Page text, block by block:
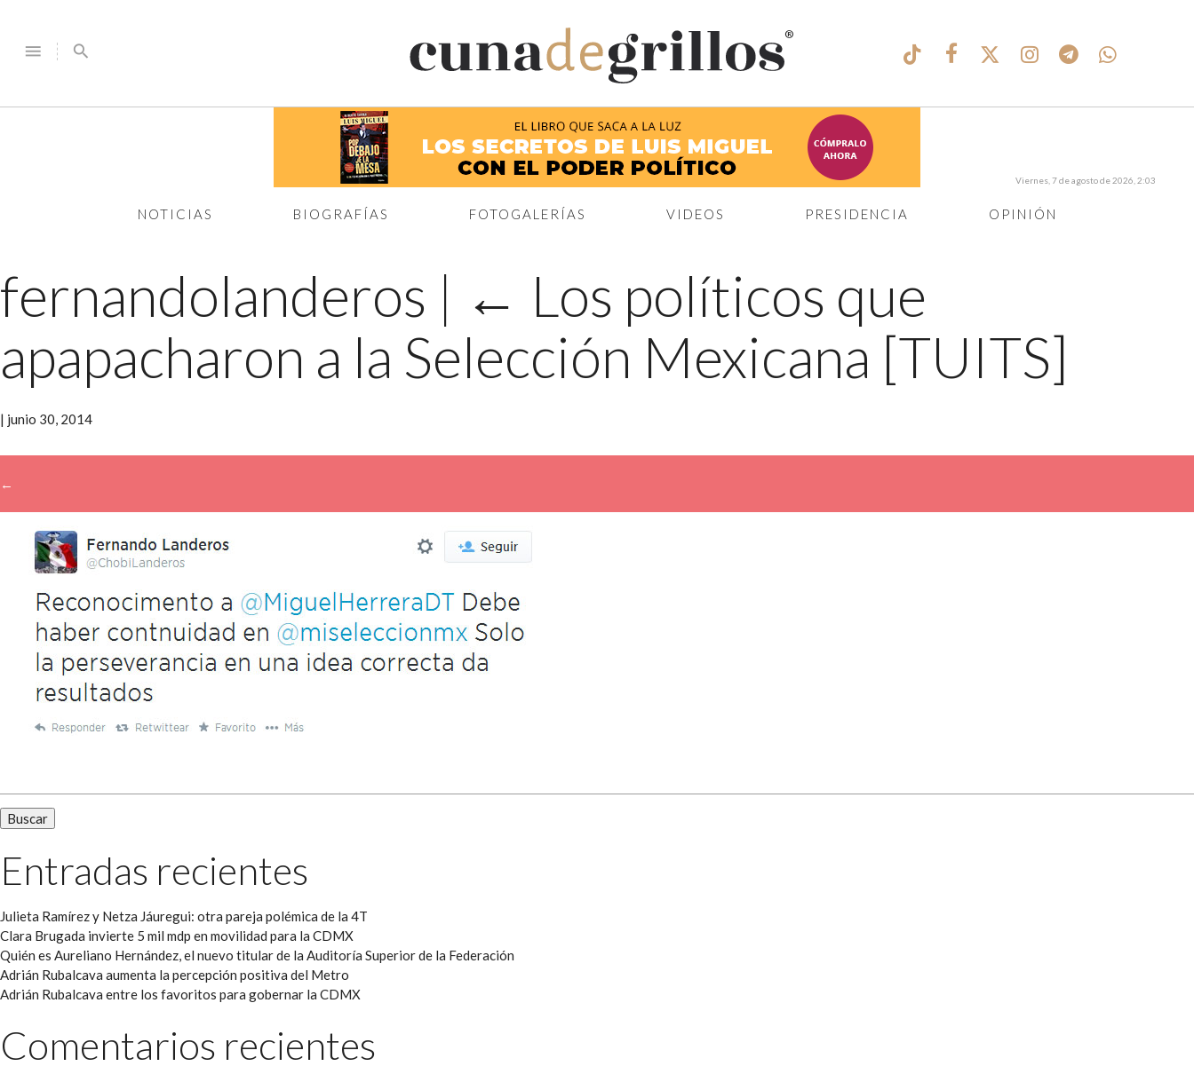
menu search
®
NOTICIAS BIOGRAFÍAS FOTOGALERÍAS VIDEOS PRESIDENCIA OPINIÓN
Viernes, 7 de agosto de 2026, 2:03
fernandolanderos | ← Los políticos que
apapacharon a la Selección Mexicana [TUITS]
| junio 30, 2014
←
Entradas recientes
Julieta Ramírez y Netza Jáuregui: otra pareja polémica de la 4T
Clara Brugada invierte 5 mil mdp en movilidad para la CDMX
Quién es Aureliano Hernández, el nuevo titular de la Auditoría Superior de la Federación
Adrián Rubalcava aumenta la percepción positiva del Metro
Adrián Rubalcava entre los favoritos para gobernar la CDMX
Comentarios recientes